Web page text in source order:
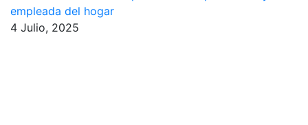
empleada del hogar
4 Julio, 2025